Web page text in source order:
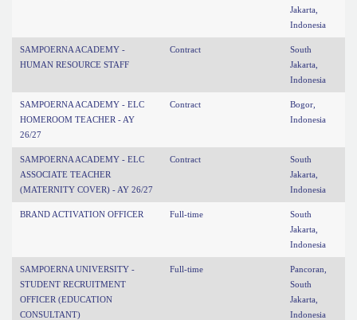
Jakarta,
Indonesia
SAMPOERNA ACADEMY -
HUMAN RESOURCE STAFF
Contract
South
Jakarta,
Indonesia
SAMPOERNA ACADEMY - ELC
HOMEROOM TEACHER - AY
26/27
Contract
Bogor,
Indonesia
SAMPOERNA ACADEMY - ELC
ASSOCIATE TEACHER
(MATERNITY COVER) - AY 26/27
Contract
South
Jakarta,
Indonesia
BRAND ACTIVATION OFFICER Full-time
South
Jakarta,
Indonesia
SAMPOERNA UNIVERSITY -
STUDENT RECRUITMENT
OFFICER (EDUCATION
CONSULTANT)
Full-time
Pancoran,
South
Jakarta,
Indonesia